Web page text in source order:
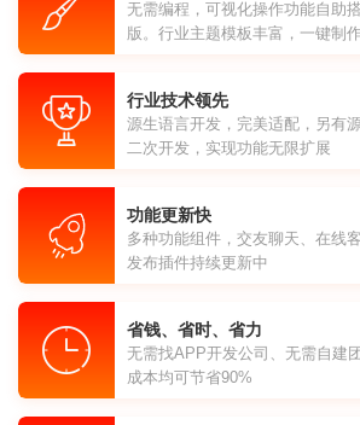
无需编程，可视化操作功能自助
版。行业主题模板丰富，一键制
行业技术领先
源生语言开发，完美适配，另有
二次开发，实现功能无限扩展
功能更新快
多种功能组件，交友聊天、在线
发布插件持续更新中
省钱、省时、省力
无需找APP开发公司、无需自建
成本均可节省90%